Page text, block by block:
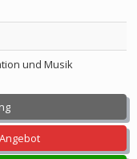
und Musik